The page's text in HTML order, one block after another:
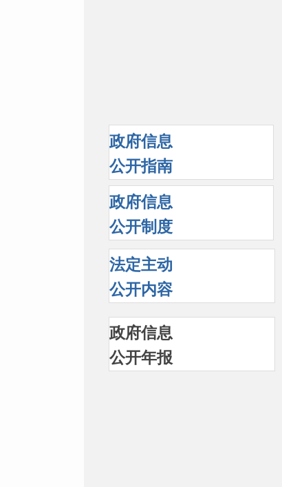
政府信息
公开指南
政府信息
公开制度
法定主动
公开内容
政府信息
公开年报